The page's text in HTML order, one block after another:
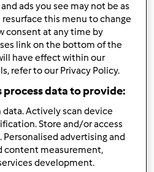
In cima
per poter commentare
Iscritto : 13.12.2008
ads you see may not be as
this menu to change
consent at any time by
link on the bottom of the
have effect within our
refer to our Privacy Policy.
process data to provide:
Actively scan device
Store and/or access
advertising and
content measurement,
development.